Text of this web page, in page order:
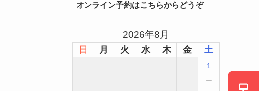
オンライン予約はこちらからどうぞ
2026年8月
日 月 火 水 木 金 土
1
−